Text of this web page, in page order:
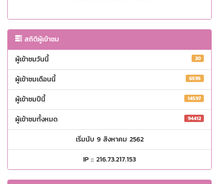
สถิติผู้เข้าชม
ผู้เข้าชมวันนี้
20
ผู้เข้าชมเดือนนี้ 6595
ผู้เข้าชมปีนี้ 14597
ผู้เข้าชมทั้งหมด 94412
เริ่มนับ 9 สิงหาคม 2562
IP :: 216.73.217.153